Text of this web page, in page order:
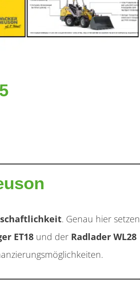
. Genau hier setzen
ET18 und der Radlader WL28